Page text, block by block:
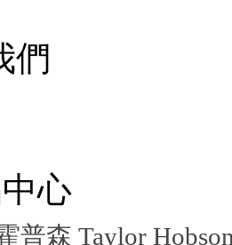
們
心
普森 Taylor